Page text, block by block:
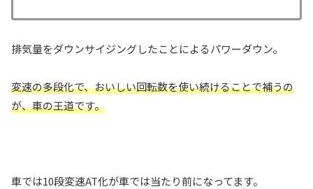
排気量をダウンサイジングしたことによるパワーダウン。
変速の多段化で、おいしい回転数を使い続けることで補うの
が、車の王道です。
車では10段変速AT化が車では当たり前になってます。